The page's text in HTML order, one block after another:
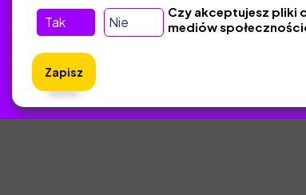
Tak Nie
Czy akceptujesz pliki
mediów
Zapisz